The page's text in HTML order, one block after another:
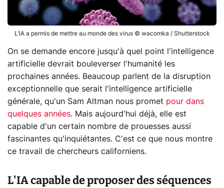
L'IA a permis de mettre au monde des virus © wacomka / Shutterstock
On se demande encore jusqu'à quel point l'intelligence
artificielle devrait bouleverser l'humanité les
prochaines années. Beaucoup parlent de la disruption
exceptionnelle que serait l'intelligence artificielle
générale, qu'un Sam Altman nous promet pour dans
quelques années. Mais aujourd'hui déjà, elle est
capable d'un certain nombre de prouesses aussi
fascinantes qu'inquiétantes. C'est ce que nous montre
ce travail de chercheurs californiens.
L'IA capable de proposer des séquences